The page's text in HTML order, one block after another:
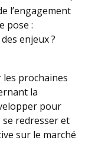
l’engagement
pose :
enjeux ?
prochaines
la
pour
se redresser et
sur le marché